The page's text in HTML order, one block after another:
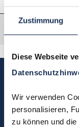
Zustimmung
Diese Webseite
Wir verwenden
personalisieren,
zu können und
Sie